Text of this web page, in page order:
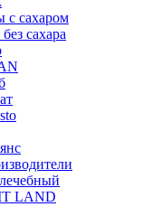
с сахаром
сахара
LAND